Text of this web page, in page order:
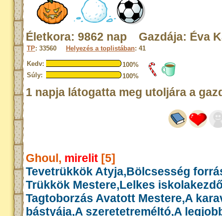
Életkora: 9862 nap Gazdája: Éva
TP: 33560 Helyezés a toplistában: 41
Kedv:
100%
Súly:
100%
1 napja látogatta meg utoljára a
Ghoul, mirelit [5]
Tevetrükkök Atyja,Bölcsesség
Trükkök Mestere,Lelkes
Tagtoborzás Avatott Mestere,A
bástyája,A szeretetreméltó,A